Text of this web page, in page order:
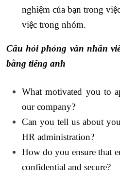
nghiệm của bạn trong
việc trong nhóm.
Câu hỏi phỏng vấn nhân
bằng tiếng anh
What motivated you to
our company?
Can you tell us about
HR administration?
How do you ensure that
confidential and secure?